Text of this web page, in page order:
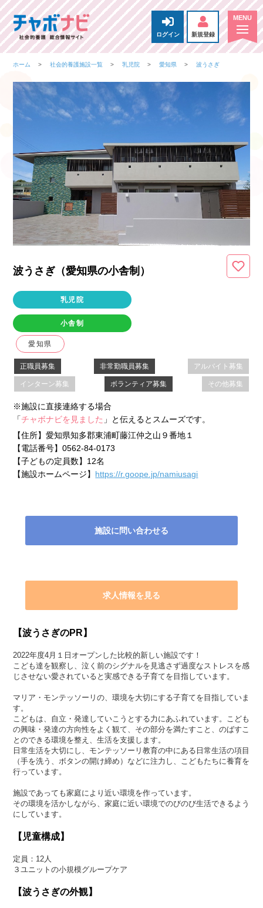
ログイン 新規登録
ホーム 社会的養護施設一覧 乳児院 愛知県 波うさぎ
波うさぎ（愛知県の小舎制 ）
乳児院
小舎制
愛知県
正職員募集 非常勤職員募集 アルバイト募集
インターン募集 ボランティア募集 その他募集
※施設に直接連絡する場合
「チャボナビを見ました 」と伝えるとスムーズです。
【住所】愛知県知多郡東浦町藤江仲之山９番地１
【電話番号】0562-84-0173
【子どもの定員数】 12名
【施設ホームページ】 https://r.goope.jp/namiusagi
施設に問い合わせる
求人情報を見る
【波うさぎのPR】
2022年度4月１日オープンした比較的新しい施設です！
こども達を観察し、泣く前のシグナルを見逃さず過度なストレスを感
じさせない愛されていると実感できる子育てを目指しています。
マリア・モンテッソーリの、環境を大切にする子育てを目指していま
す。
こどもは、自立・発達していこうとする力にあふれています。こども
の興味・発達の方向性をよく観て、その部分を満たすこと、のばすこ
とのできる環境を整え、生活を支援します。
日常生活を大切にし、モンテッソーリ教育の中にある日常生活の項目
（手を洗う、ボタンの開け締め）などに注力し、こどもたちに養育を
行っています。
施設であっても家庭により近い環境を作っています。
その環境を活かしながら、家庭に近い環境でのびのび生活できるよう
にしています。
【児童構成】
定員：12人
３ユニットの小規模グループケア
【波うさぎの外観】